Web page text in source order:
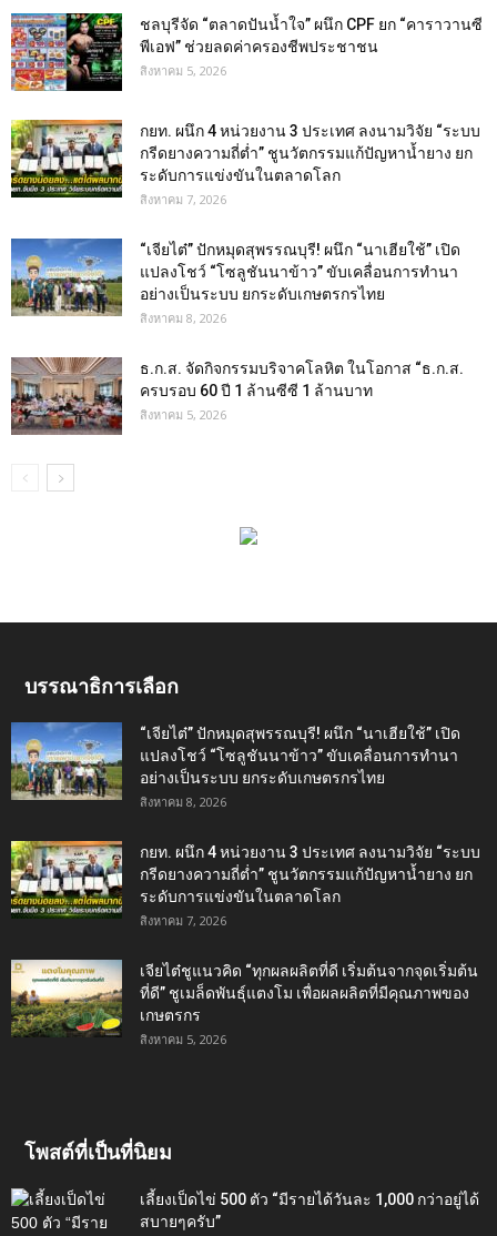
ชลบุรีจัด “ตลาดปันน้ำใจ” ผนึก CPF ยก “คาราวานซี
พีเอฟ” ช่วยลดค่าครองชีพประชาชน
สิงหาคม 5, 2026
กยท. ผนึก 4 หน่วยงาน 3 ประเทศ ลงนามวิจัย “ระบบ
กรีดยางความถี่ต่ำ” ชูนวัตกรรมแก้ปัญหาน้ำยาง ยก
ระดับการแข่งขันในตลาดโลก
สิงหาคม 7, 2026
“เจียไต๋” ปักหมุดสุพรรณบุรี! ผนึก “นาเฮียใช้” เปิด
แปลงโชว์ “โซลูชันนาข้าว” ขับเคลื่อนการทำนา
อย่างเป็นระบบ ยกระดับเกษตรกรไทย
สิงหาคม 8, 2026
ธ.ก.ส. จัดกิจกรรมบริจาคโลหิต ในโอกาส “ธ.ก.ส.
ครบรอบ 60 ปี 1 ล้านซีซี 1 ล้านบาท
สิงหาคม 5, 2026
บรรณาธิการเลือก
“เจียไต๋” ปักหมุดสุพรรณบุรี! ผนึก “นาเฮียใช้” เปิด
แปลงโชว์ “โซลูชันนาข้าว” ขับเคลื่อนการทำนา
อย่างเป็นระบบ ยกระดับเกษตรกรไทย
สิงหาคม 8, 2026
กยท. ผนึก 4 หน่วยงาน 3 ประเทศ ลงนามวิจัย “ระบบ
กรีดยางความถี่ต่ำ” ชูนวัตกรรมแก้ปัญหาน้ำยาง ยก
ระดับการแข่งขันในตลาดโลก
สิงหาคม 7, 2026
เจียไต๋ชูแนวคิด “ทุกผลผลิตที่ดี เริ่มต้นจากจุดเริ่มต้น
ที่ดี” ชูเมล็ดพันธุ์แตงโม เพื่อผลผลิตที่มีคุณภาพของ
เกษตรกร
สิงหาคม 5, 2026
โพสต์ที่เป็นที่นิยม
เลี้ยงเป็ดไข่ 500 ตัว “มีรายได้วันละ 1,000 กว่าอยู่ได้
สบายๆครับ”